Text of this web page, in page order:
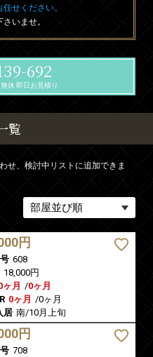
せください。
いませ。
692
休 即日お見積り
覧
せ、検討中リストに追加できま
円
608
18,000円
ヶ月 /0ヶ月
0ヶ月 /0ヶ月
居 南/10月上旬
円
708